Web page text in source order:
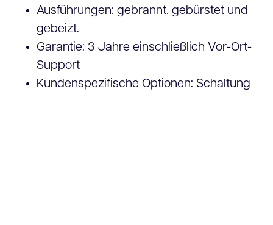
Ausführungen: gebrannt, gebürstet und
gebeizt.
Garantie: 3 Jahre einschließlich Vor-Ort-
Support
Kundenspezifische Optionen: Schaltung